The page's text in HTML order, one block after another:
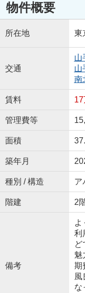
物件概要
所在地 東
交通
山
山
南
賃料 17
管理費等
面積
築年月
種別 / 構造 ア
階建 2
備考
よ
利
ど
魅
期
風
な